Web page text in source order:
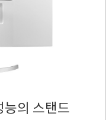
능의 스탠드